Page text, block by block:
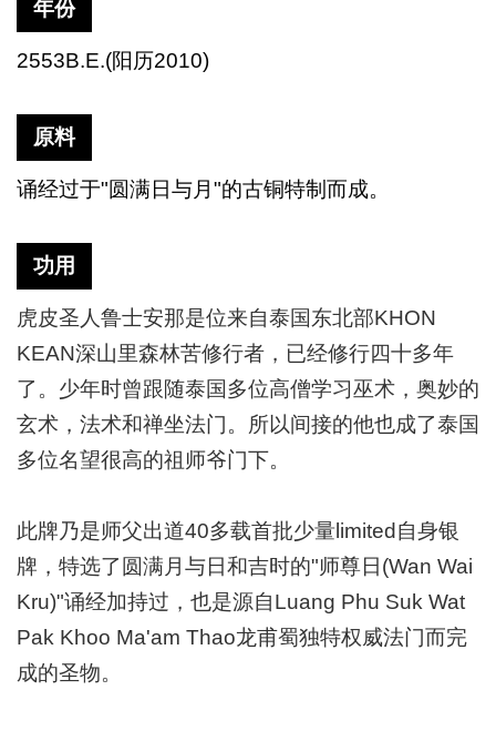
年份
2553B.E.(阳历2010)
原料
诵经过于"圆满日与月 "的古铜特制而成。
功用
虎皮圣人鲁士安那是位来自泰国东北部KHON
KEAN深山里森林苦修行者，已经修行四十多年
了。少年时曾跟随泰国多位高僧学习巫术，奥妙的
玄术，法术和禅坐法门。所以间接的他也成了泰国
多位名望很高的祖师爷门下。
此牌乃是师父出道40多载首批少量limited自身银
牌，特选了圆满月与日和吉时的"师尊日(Wan Wai
Kru)"诵经加持过，也是源自Luang Phu Suk Wat
Pak Khoo Ma'am Thao龙甫蜀独特权威法门而完
成的圣物。